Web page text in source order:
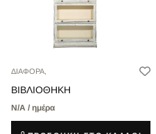
ΔΙΑΦΟΡΑ,
ΒΙΒΛΙΟΘΗΚΗ
Ν/Α / ημέρα